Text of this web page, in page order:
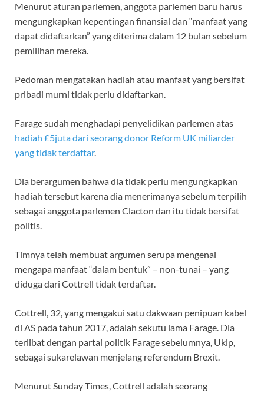
Menurut aturan parlemen, anggota parlemen baru harus
mengungkapkan kepentingan finansial dan “manfaat yang
dapat didaftarkan” yang diterima dalam 12 bulan sebelum
pemilihan mereka.
Pedoman mengatakan hadiah atau manfaat yang bersifat
pribadi murni tidak perlu didaftarkan.
Farage sudah menghadapi penyelidikan parlemen atas
hadiah £5juta dari seorang donor Reform UK miliarder
yang tidak terdaftar.
Dia berargumen bahwa dia tidak perlu mengungkapkan
hadiah tersebut karena dia menerimanya sebelum terpilih
sebagai anggota parlemen Clacton dan itu tidak bersifat
politis.
Timnya telah membuat argumen serupa mengenai
mengapa manfaat “dalam bentuk” – non-tunai – yang
diduga dari Cottrell tidak terdaftar.
Cottrell, 32, yang mengakui satu dakwaan penipuan kabel
di AS pada tahun 2017, adalah sekutu lama Farage. Dia
terlibat dengan partai politik Farage sebelumnya, Ukip,
sebagai sukarelawan menjelang referendum Brexit.
Menurut Sunday Times, Cottrell adalah seorang